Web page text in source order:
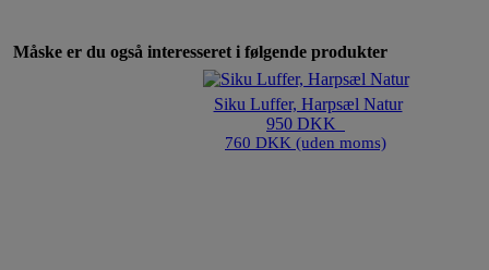
Måske er du også interesseret i følgende produkter
Siku Luffer, Harpsæl Natur
950 DKK
760 DKK (uden moms)